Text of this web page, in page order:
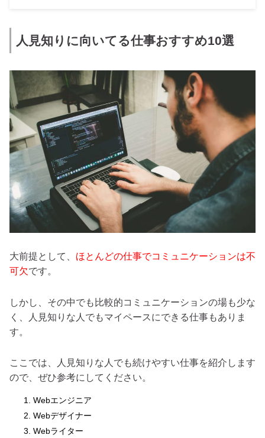
人見知りに向いてる仕事おすすめ10選
大前提として、 ほとんどの仕事でコミュニケーションは不
可欠です。
しかし、その中でも比較的コミュニケーションの場も少な
く、人見知りな人でもマイペースにできる仕事もありま
す。
ここでは、人見知りな人でも続けやすい仕事を紹介します
ので、ぜひ参考にしてください。
Webエンジニア
Webデザイナー
Webライター